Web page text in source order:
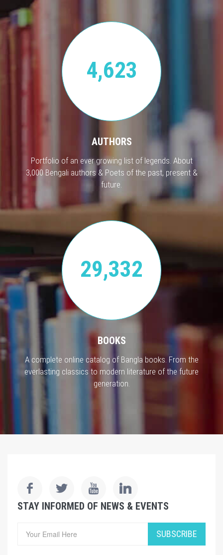
4,623
AUTHORS
Portfolio of an ever growing list of legends. About
3,000 Bengali authors & Poets of the past, present &
future.
29,332
BOOKS
A complete online catalog of Bangla books. From the
everlasting classics to modern literature of the future
generation.
STAY INFORMED OF NEWS & EVENTS
SUBSCRIBE